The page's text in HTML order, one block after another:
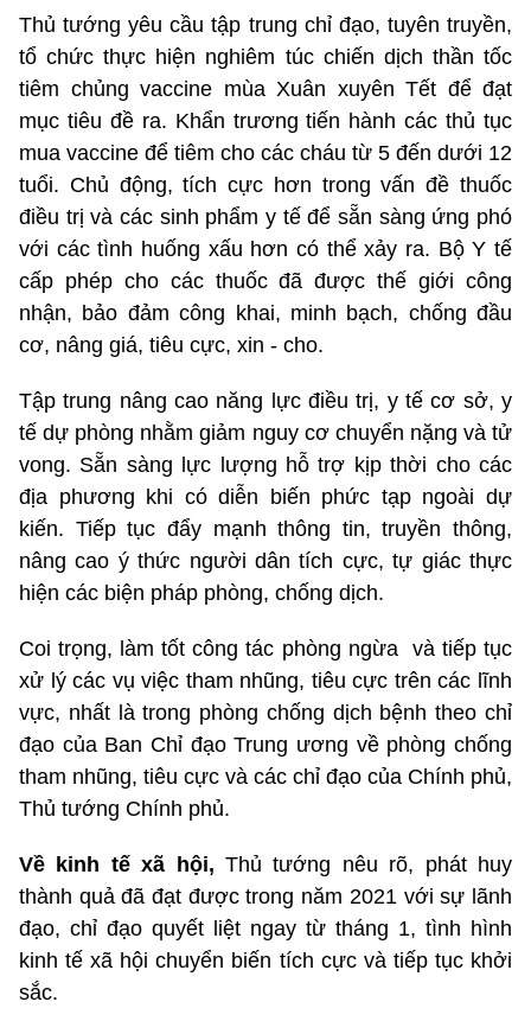
Thủ tướng yêu cầu tập trung chỉ đạo, tuyên truyền,
tổ chức thực hiện nghiêm túc chiến dịch thần tốc
tiêm chủng vaccine mùa Xuân xuyên Tết để đạt
mục tiêu đề ra. Khẩn trương tiến hành các thủ tục
mua vaccine để tiêm cho các cháu từ 5 đến dưới 12
tuổi. Chủ động, tích cực hơn trong vấn đề thuốc
điều trị và các sinh phẩm y tế để sẵn sàng ứng phó
với các tình huống xấu hơn có thể xảy ra. Bộ Y tế
cấp phép cho các thuốc đã được thế giới công
nhận, bảo đảm công khai, minh bạch, chống đầu
cơ, nâng giá, tiêu cực, xin - cho.
Tập trung nâng cao năng lực điều trị, y tế cơ sở, y
tế dự phòng nhằm giảm nguy cơ chuyển nặng và tử
vong. Sẵn sàng lực lượng hỗ trợ kịp thời cho các
địa phương khi có diễn biến phức tạp ngoài dự
kiến. Tiếp tục đẩy mạnh thông tin, truyền thông,
nâng cao ý thức người dân tích cực, tự giác thực
hiện các biện pháp phòng, chống dịch.
Coi trọng, làm tốt công tác phòng ngừa và tiếp tục
xử lý các vụ việc tham nhũng, tiêu cực trên các lĩnh
vực, nhất là trong phòng chống dịch bệnh theo chỉ
đạo của Ban Chỉ đạo Trung ương về phòng chống
tham nhũng, tiêu cực và các chỉ đạo của Chính phủ,
Thủ tướng Chính phủ.
Về kinh tế xã hội, Thủ tướng nêu rõ, phát huy
thành quả đã đạt được trong năm 2021 với sự lãnh
đạo, chỉ đạo quyết liệt ngay từ tháng 1, tình hình
kinh tế xã hội chuyển biến tích cực và tiếp tục khởi
sắc.